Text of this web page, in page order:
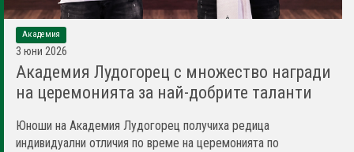
Академия
3 юни 2026
Академия Лудогорец с множество награди
на церемонията за най-добрите таланти
Юноши на Академия Лудогорец получиха редица
индивидуални отличия по време на церемонията по